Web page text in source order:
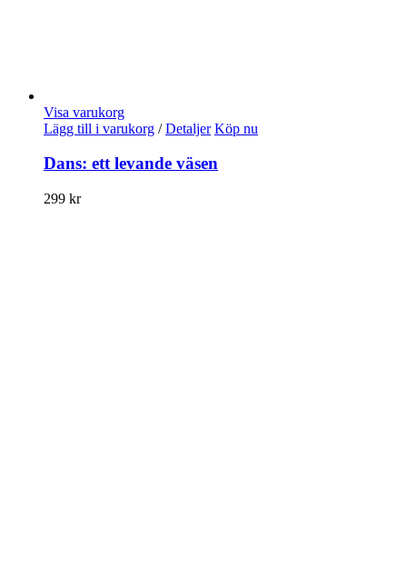
Visa varukorg
Lägg till i varukorg / Detaljer Köp nu
Dans: ett levande väsen
299 kr